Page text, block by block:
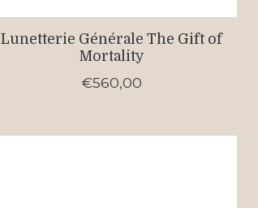
Lunetterie Générale The Gift of
Mortality
€560,00